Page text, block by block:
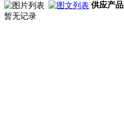
供应产品
暂无记录